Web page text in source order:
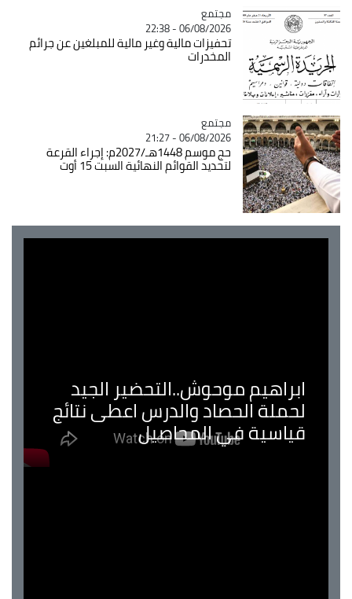
Catégorie
مجتمع
06/08/2026 - 22:38
تحفيزات مالية وغير مالية للمبلغين عن جرائم
المخدرات
Catégorie
مجتمع
06/08/2026 - 21:27
حج موسم 1448هـ/2027م: إجراء القرعة
لتحديد القوائم النهائية السبت 15 أوت
ابراهيم موحوش..التحضير الجيد
لحملة الحصاد والدرس اعطى نتائج
قياسية في المحاصيل